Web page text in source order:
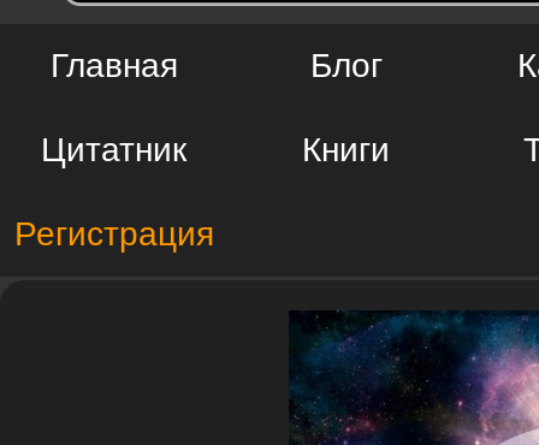
Главная Блог
Цитатник Книги
Регистрация